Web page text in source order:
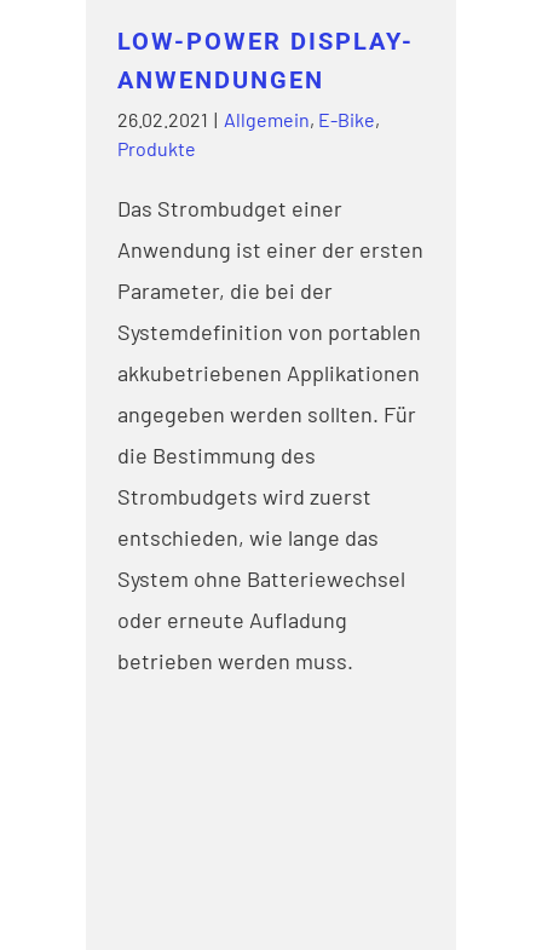
LOW-POWER DISPLAY-
ANWENDUNGEN
26.02.2021 | Allgemein, E-Bike,
Produkte
Das Strombudget einer
Anwendung ist einer der ersten
Parameter, die bei der
Systemdefinition von portablen
akkubetriebenen Applikationen
angegeben werden sollten. Für
die Bestimmung des
Strombudgets wird zuerst
entschieden, wie lange das
System ohne Batteriewechsel
oder erneute Aufladung
betrieben werden muss.